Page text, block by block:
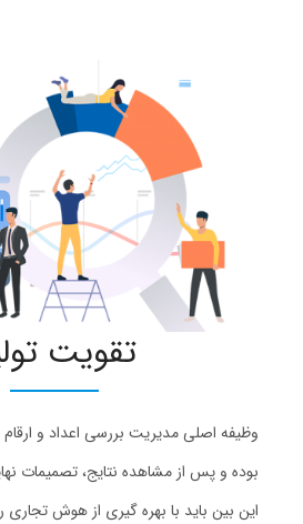
تقویت
وظیفه اصلی مدیریت بررسی اعداد و ارقام
بوده و پس از مشاهده نتایج، تصمیمات
این بین باید با بهره گیری از هوش تجاری